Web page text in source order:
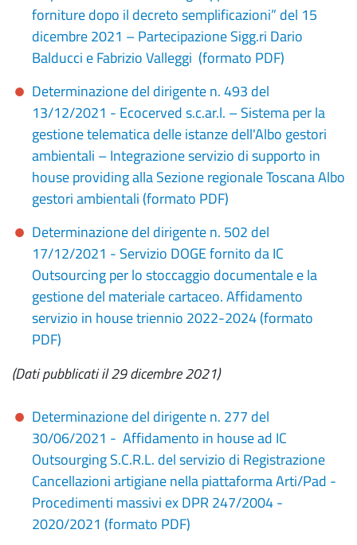
forniture dopo il decreto semplificazioni” del 15
dicembre 2021 – Partecipazione Sigg.ri Dario
Balducci e Fabrizio Valleggi (formato PDF)
Determinazione del dirigente n. 493 del
13/12/2021 - Ecocerved s.c.ar.l. – Sistema per la
gestione telematica delle istanze dell'Albo gestori
ambientali – Integrazione servizio di supporto in
house providing alla Sezione regionale Toscana Albo
gestori ambientali (formato PDF)
Determinazione del dirigente n. 502 del
17/12/2021 - Servizio DOGE fornito da IC
Outsourcing per lo stoccaggio documentale e la
gestione del materiale cartaceo. Affidamento
servizio in house triennio 2022-2024 (formato
PDF)
(Dati pubblicati il 29 dicembre 2021)
Determinazione del dirigente n. 277 del
30/06/2021 - Affidamento in house ad IC
Outsourging S.C.R.L. del servizio di Registrazione
Cancellazioni artigiane nella piattaforma Arti/Pad -
Procedimenti massivi ex DPR 247/2004 -
2020/2021 (formato PDF)